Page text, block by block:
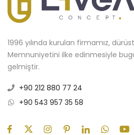
1996 yılında kurulan firmamız,
Memnuniyetini ilke edinmesiyle
gelmiştir.
+90 212 880 77 24
+90 543 957 35 58